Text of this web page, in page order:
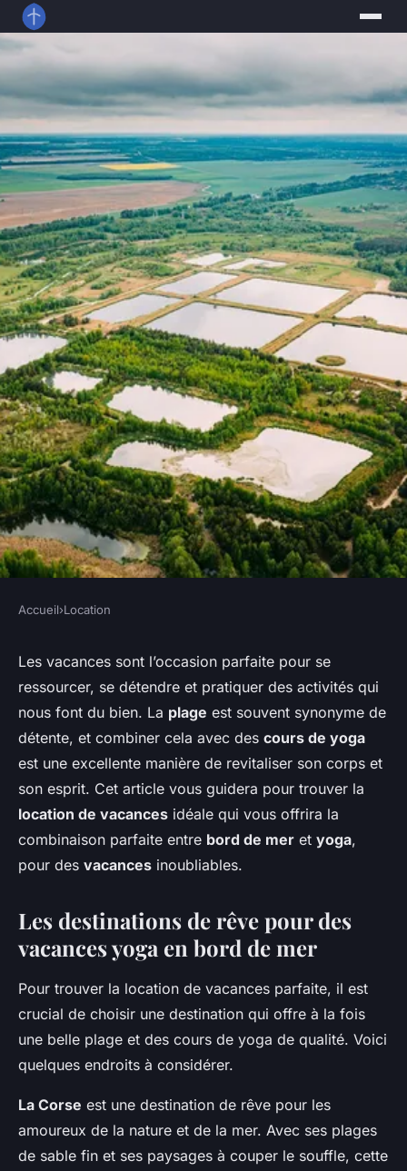
Comment trouver une location
de vacances en bord de mer
avec des cours de yoga sur la
plage?
admin•30 septembre 2024•6 min de lecture
Accueil›Location
Les vacances sont l’occasion parfaite pour se
ressourcer, se détendre et pratiquer des activités qui
nous font du bien. La plage est souvent synonyme de
détente, et combiner cela avec des cours de yoga
est une excellente manière de revitaliser son corps et
son esprit. Cet article vous guidera pour trouver la
location de vacances idéale qui vous offrira la
combinaison parfaite entre bord de mer et yoga,
pour des vacances inoubliables.
Les destinations de rêve pour des
vacances yoga en bord de mer
Pour trouver la location de vacances parfaite, il est
crucial de choisir une destination qui offre à la fois
une belle plage et des cours de yoga de qualité. Voici
quelques endroits à considérer.
La Corse est une destination de rêve pour les
amoureux de la nature et de la mer. Avec ses plages
de sable fin et ses paysages à couper le souffle, cette